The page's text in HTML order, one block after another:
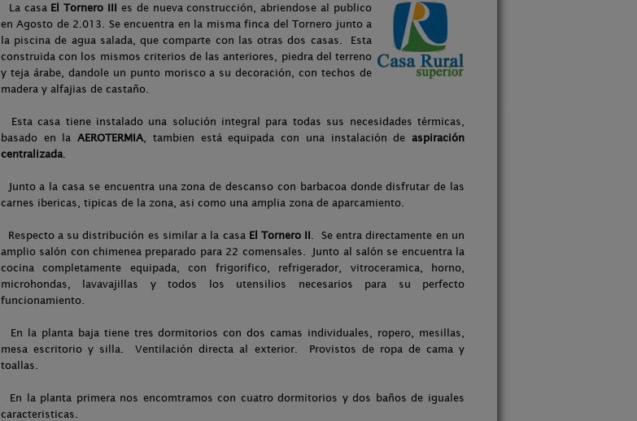
La casaEl Tornero III es de nueva construcción, abriendose al publico
en Agosto de 2.013. Se encuentra en la misma finca del Tornero junto a
la piscina de agua salada, que comparte con las otras dos casas. Esta
construida con los mismos criterios de las anteriores, piedra del terreno
y teja árabe, dandole un punto morisco a su decoración, con techos de
madera y alfajias de castaño.
Esta casa tiene instalado una solución integral para todas sus necesidades térmicas,
basado en laAEROTERMIA, tambien está equipada con una instalación deaspiración
centralizada.
Junto a la casa se encuentra una zona de descanso con barbacoa donde disfrutar de las
carnes ibericas, tipicas de la zona, asi como una amplia zona de aparcamiento.
Respecto a su distribución es similar a la casa El Tornero II. Se entra directamente en un
amplio salón con chimenea preparado para 22 comensales. Junto al salón se encuentra la
cocina completamente equipada, con frigorifico, refrigerador, vitroceramica, horno,
microhondas, lavavajillas y todos los utensilios necesarios para su perfecto
funcionamiento.
En la planta baja tiene tres dormitorios con dos camas individuales, ropero, mesillas,
mesa escritorio y silla. Ventilación directa al exterior. Provistos de ropa de cama y
toallas.
En la planta primera nos encomtramos con cuatro dormitorios y dos baños de iguales
caracteristicas.